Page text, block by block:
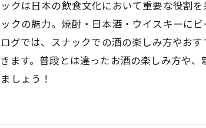
クは日本の飲食文化において重要な役割
クの魅力。焼酎・日本酒・ウイスキーに
グでは、スナックでの酒の楽しみ方やお
ます。普段とは違ったお酒の楽しみ方や
しょう！